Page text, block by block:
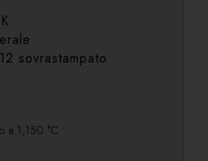
sovrastampato
a 1,150 °C